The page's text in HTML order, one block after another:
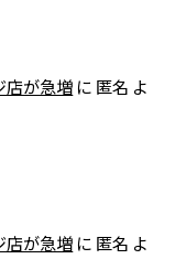
店が急増 に 匿名 よ
店が急増 に 匿名 よ